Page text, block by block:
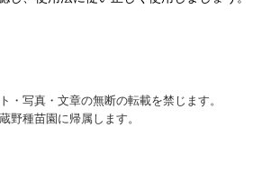
・写真・文章の無断の転載を禁じます。
野種苗園に帰属します。